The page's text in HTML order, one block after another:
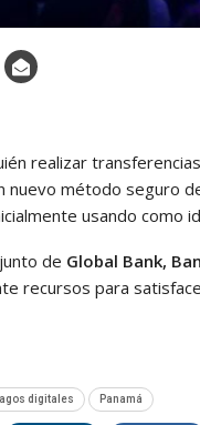
realizar
nuevo método seguro
usando como
de Global Bank,
recursos para
digitales Panamá